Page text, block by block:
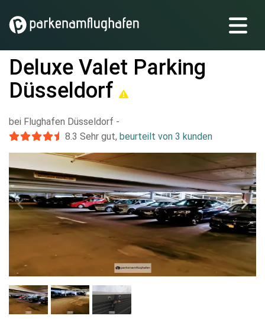
Deluxe Valet Parking
Düsseldorf
bei Flughafen Düsseldorf -
8.3 Sehr gut, beurteilt von 3 kunden